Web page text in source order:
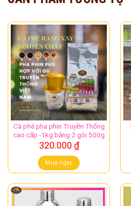
Cà phê pha phin Truyền Thống
cao cấp -1kg bằng 2 gói 500g
320.000 ₫
Mua ngay